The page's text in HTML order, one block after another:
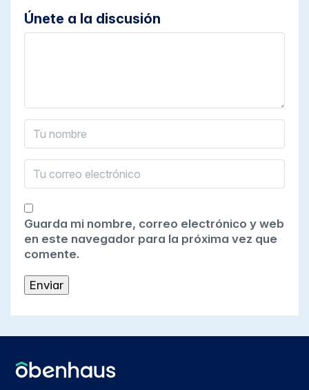
Únete a la discusión
Guarda mi nombre, correo electrónico y web
en este navegador para la próxima vez que
comente.